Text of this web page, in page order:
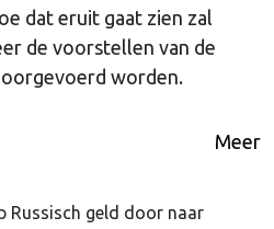
dat eruit gaat zien zal
de voorstellen van de
worden.
Meer
Russisch geld door naar